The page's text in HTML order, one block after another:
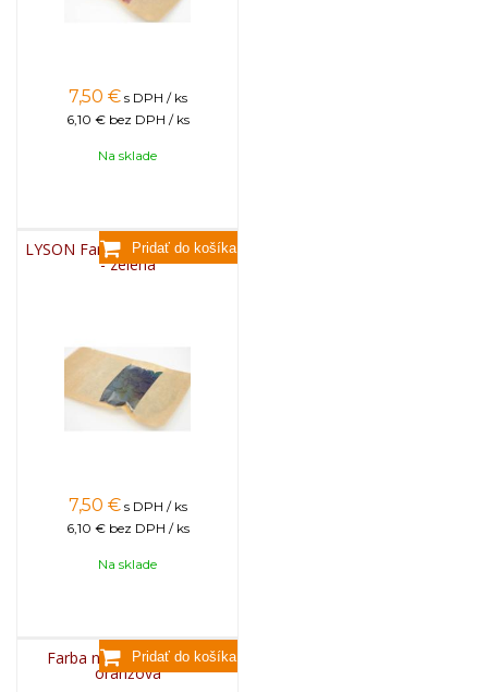
7,50 € s DPH / ks
6,10 € bez DPH / ks
Na sklade
LYSON Farba na sviečky, 25g
- zelená
7,50 € s DPH / ks
6,10 € bez DPH / ks
Na sklade
Farba na sviečky, 25g -
oranžová